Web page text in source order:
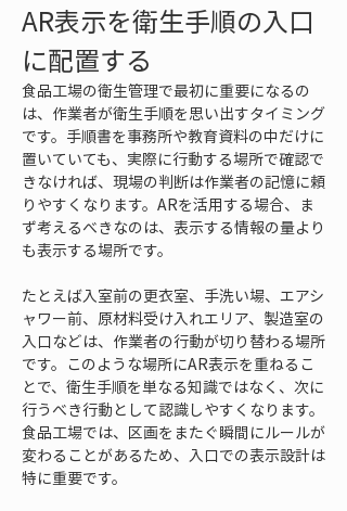
AR表示を衛生手順の入口
に配置する
食品工場の衛生管理で最初に重要になるの
は、作業者が衛生手順を思い出すタイミング
です。手順書を事務所や教育資料の中だけに
置いていても、実際に行動する場所で確認で
きなければ、現場の判断は作業者の記憶に頼
りやすくなります。ARを活用する場合、ま
ず考えるべきなのは、表示する情報の量より
も表示する場所です。
たとえば入室前の更衣室、手洗い場、エアシ
ャワー前、原材料受け入れエリア、製造室の
入口などは、作業者の行動が切り替わる場所
です。このような場所にAR表示を重ねるこ
とで、衛生手順を単なる知識ではなく、次に
行うべき行動として認識しやすくなります。
食品工場では、区画をまたぐ瞬間にルールが
変わることがあるため、入口での表示設計は
特に重要です。